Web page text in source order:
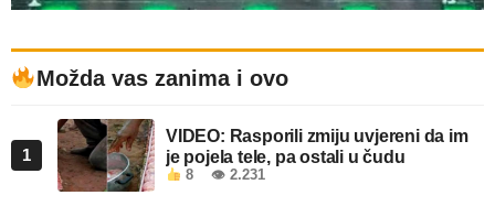
Možda vas zanima i ovo
1
VIDEO: Rasporili zmiju uvjereni da im
je pojela tele, pa ostali u čudu
8 👁 2.231